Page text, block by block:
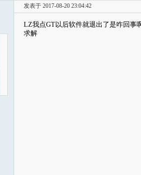
发表于 2017-08-20 23:04:42
LZ我点GT以后软件就退出了是咋回事
求解